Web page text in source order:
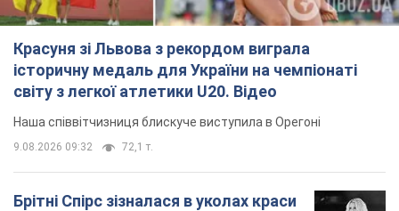
Красуня зі Львова з рекордом виграла
історичну медаль для України на чемпіонаті
світу з легкої атлетики U20. Відео
Наша співвітчизниця блискуче виступила в Орегоні
9.08.2026 09:32 72,1 т.
Брітні Спірс зізналася в уколах краси